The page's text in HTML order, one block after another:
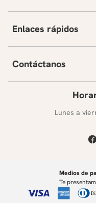
Enlaces rápidos
Contáctanos
Lunes a
Medios de
Te